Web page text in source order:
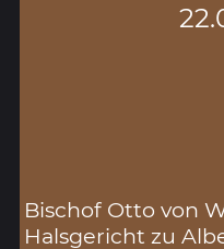
Bischof Otto von
Halsgericht zu